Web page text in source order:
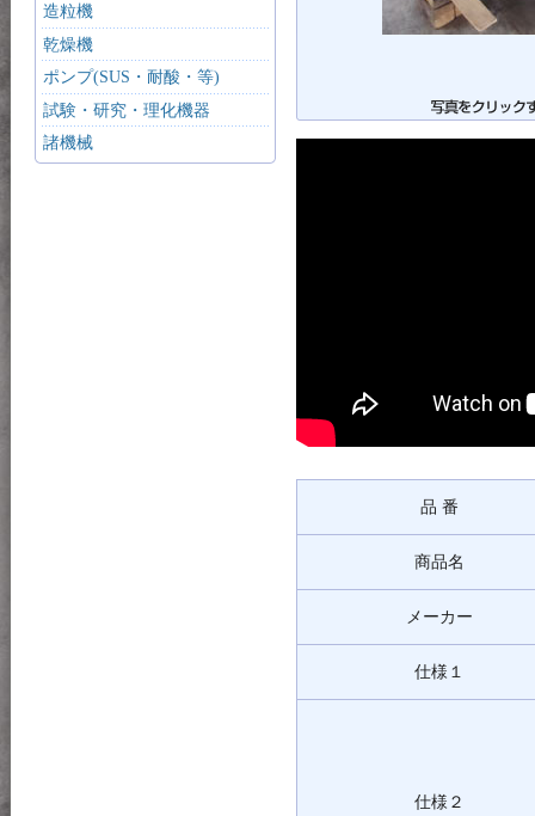
品 番
商品名
メーカー
仕様１
仕様２
造粒機
乾燥機
ポンプ(SUS・耐酸・等)
試験・研究・理化機器
諸機械